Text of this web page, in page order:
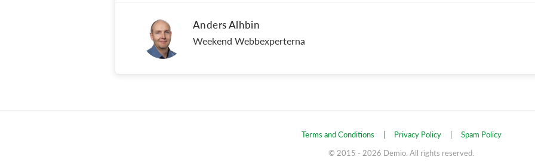
Anders Alhbin
Weekend Webbexperterna
Terms and Conditions | Privacy Policy |
Spam Policy
© 2015 - 2026 Demio. All rights reserved.